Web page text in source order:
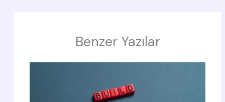
Benzer Yazılar